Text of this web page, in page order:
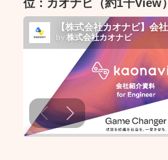
位：カオナビ（約1千View）